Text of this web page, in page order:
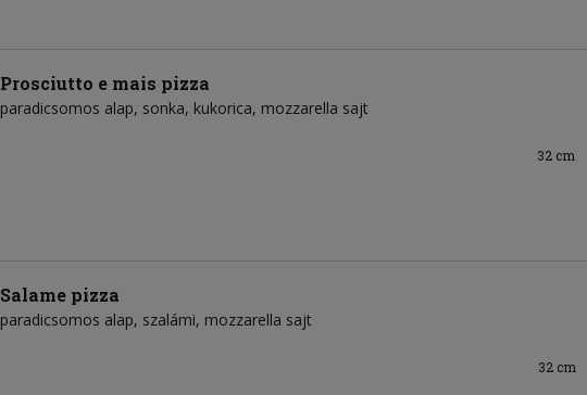
Prosciutto e mais pizza
paradicsomos alap sonka kukorica mozzarella sajt
32 cm
Salame pizza
paradicsomos alap szalámi mozzarella sajt
32 cm